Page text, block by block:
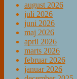
august 2026
juli 2026
juni 2026
maj 2026
april 2026
marts 2026
februar 2026
januar 2026